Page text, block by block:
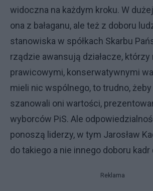
widoczna na każdym kroku. W
ona z bałaganu, ale też z doboru
stanowiska w spółkach Skarbu
rządzie awansują działacze, którzy
prawicowymi, konserwatywnymi
mieli nic wspólnego, to trudno, żeby
szanowali oni wartości,
wyborców PiS. Ale
ponoszą liderzy, w tym Jarosław
do takiego a nie innego doboru kadr
Reklama